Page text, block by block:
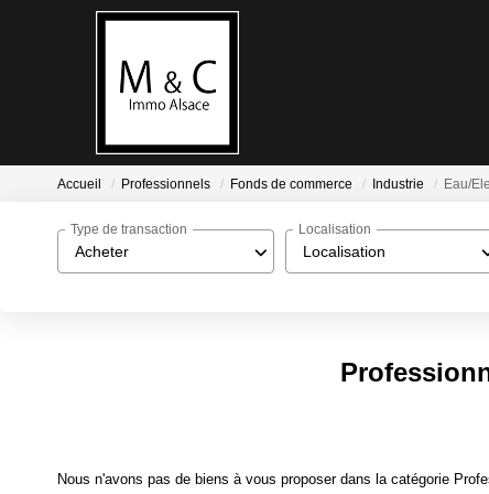
Accueil Professionnels Fonds de commerce Industrie Eau/
Acheter
Type de transaction
Localisation
Localisation
Nous n'avons pas de biens à vous proposer dans la catégorie